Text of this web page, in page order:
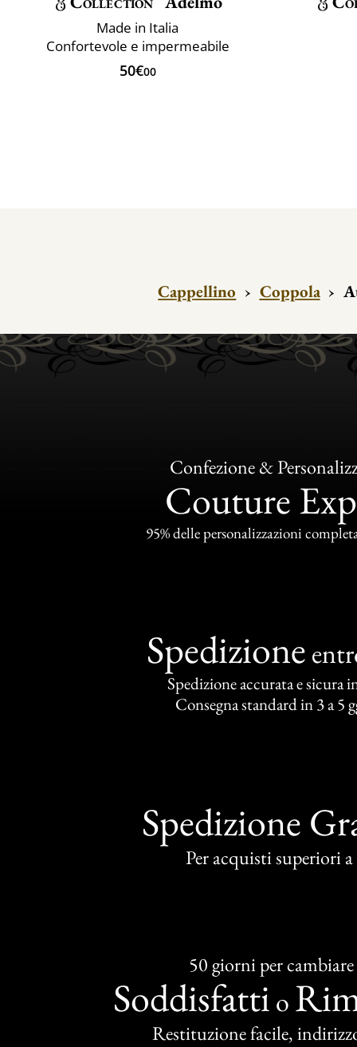
Made in Italia
Confortevole e impermeabile
50€00
Cappellino › Coppola ›
Confezione &
Couture
95% delle personalizzazioni
Spedizione
Spedizione accurata e sicura
Consegna standard in 3 a 5
Spedizione
Per acquisti superiori
50 giorni per cambiare
Soddisfatti o
Restituzione facile,